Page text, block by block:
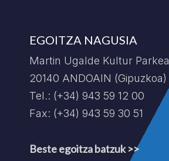
EGOITZA NAGUSIA
Martin Ugalde Kultur Parkea
20140 ANDOAIN (Gipuzkoa)
Tel.: (+34) 943 59 12 00
Fax: (+34) 943 59 30 51
Beste egoitza batzuk >>